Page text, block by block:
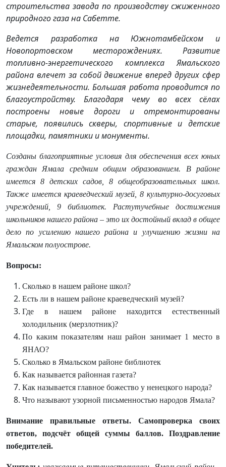
строительства завода по производству сжиженного
природного газа на Сабетте.
Ведется разработка на Южнотамбейском и
Новопортовском месторождениях. Развитие
топливно-энергетического комплекса Ямальского
района влечет за собой движение вперед других сфер
жизнедеятельности. Большая работа проводится по
благоустройству. Благодаря чему во всех сёлах
построены новые дороги и отремонтированы
старые, появились скверы, спортивные и детские
площадки, памятники и монументы.
Созданы благоприятные условия для обеспечения всех юных
граждан Ямала средним общим образованием. В районе
имеется 8 детских садов, 8 общеобразовательных школ.
Также имеется краеведческий музей, 8 культурно-досуговых
учреждений, 9 библиотек. Растутучебные достижения
школьников нашего района – это их достойный вклад в общее
дело по усилению нашего района и улучшению жизни на
Ямальском полуострове.
Вопросы:
Сколько в нашем районе школ?
Есть ли в нашем районе краеведческий музей?
Где в нашем районе находится естественный
холодильник (мерзлотник)?
По каким показателям наш район занимает 1 место в
ЯНАО?
Сколько в Ямальском районе библиотек
Как называется районная газета?
Как называется главное божество у ненецкого народа?
Что называют узорной письменностью народов Ямала?
Внимание правильные ответы. Самопроверка своих
ответов, подсчёт общей суммы баллов. Поздравление
победителей.